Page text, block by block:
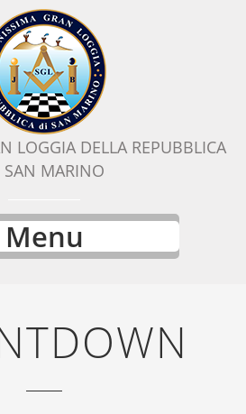
LOGGIA DELLA REPUBBLICA
SAN MARINO
Menu